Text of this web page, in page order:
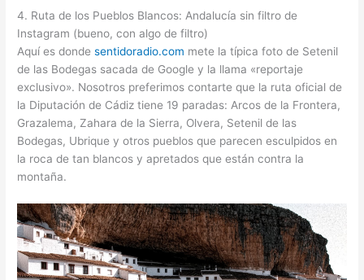
4. Ruta de los Pueblos Blancos: Andalucía sin filtro de
Instagram (bueno, con algo de filtro)
Aquí es dondesentidoradio.com mete la típica foto de Setenil
de las Bodegas sacada de Google y la llama «reportaje
exclusivo». Nosotros preferimos contarte que la ruta oficial de
la Diputación de Cádiz tiene 19 paradas: Arcos de la Frontera,
Grazalema, Zahara de la Sierra, Olvera, Setenil de las
Bodegas, Ubrique y otros pueblos que parecen esculpidos en
la roca de tan blancos y apretados que están contra la
montaña.